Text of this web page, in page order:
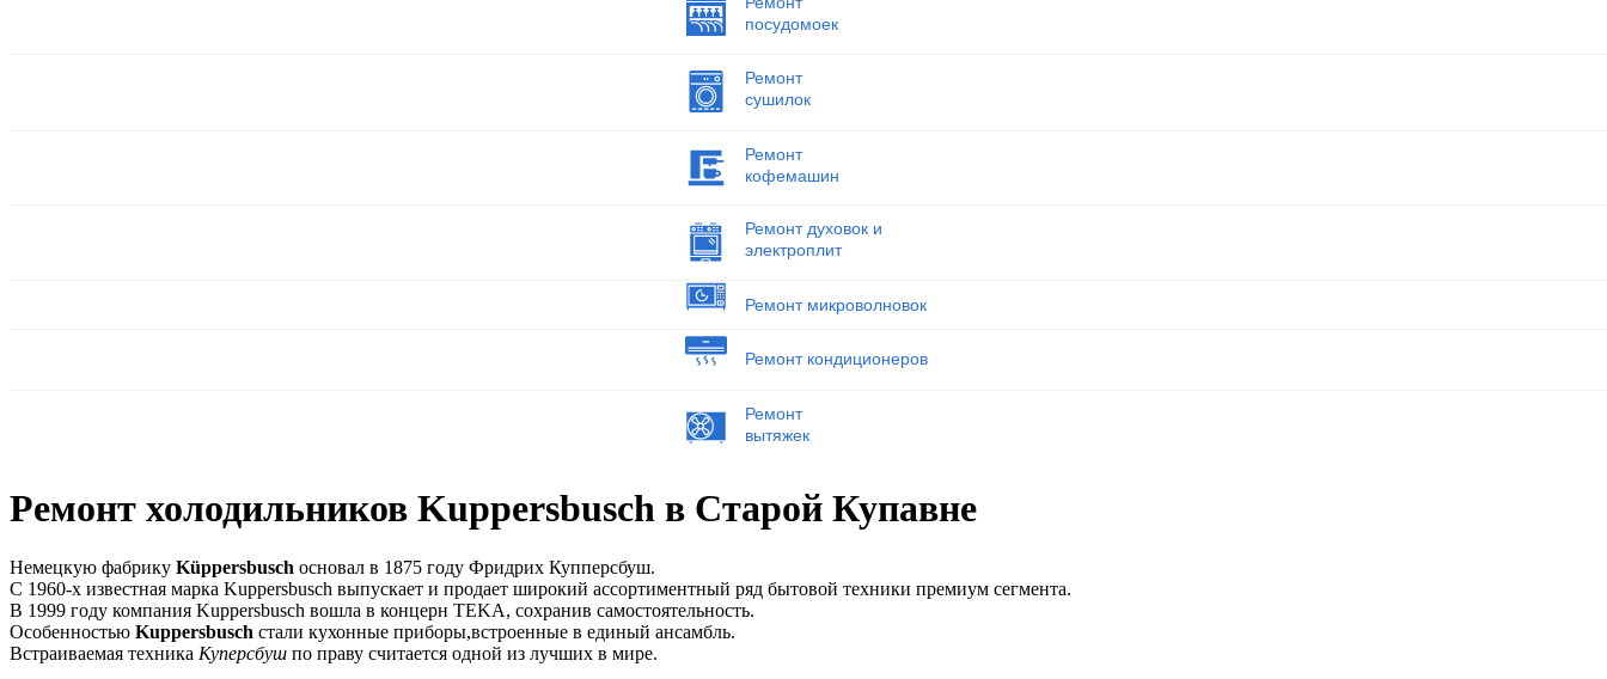
посудомоек
Ремонт
сушилок
Ремонт
кофемашин
Ремонт духовок и
электроплит
Ремонт микроволновок
Ремонт кондиционеров
Ремонт
вытяжек
Ремонт холодильников Kuppersbusch в Старой Купавне
Немецкую фабрику Küppersbusch основал в 1875 году Фридрих Купперсбуш.
С 1960-х известная марка Kuppersbusch выпускает и продает широкий ассортиментный ряд бытовой техники премиум сегмента.
В 1999 году компания Kuppersbusch вошла в концерн TEKA, сохранив самостоятельность.
Особенностью Kuppersbusch стали кухонные приборы,встроенные в единый ансамбль.
Встраиваемая техника Куперсбуш по праву считается одной из лучших в мире.